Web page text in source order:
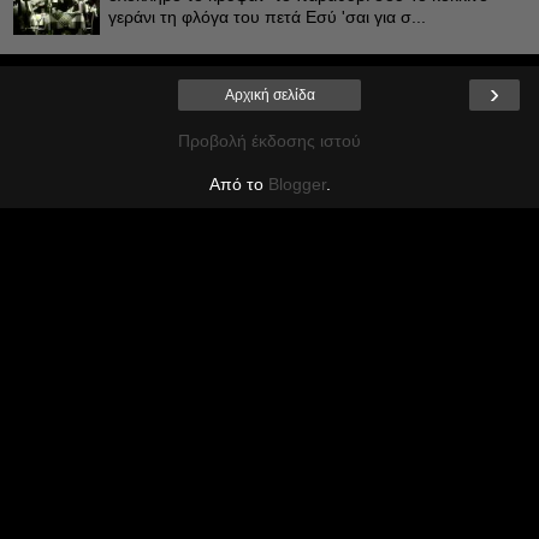
γεράνι τη φλόγα του πετά Εσύ 'σαι για σ...
›
Αρχική σελίδα
Προβολή έκδοσης ιστού
Από το Blogger.